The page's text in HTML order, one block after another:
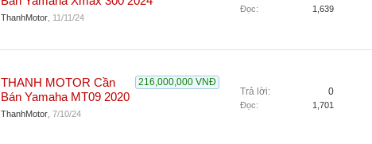
ThanhMotor 11/11/24
Đọc: 1,639
216,000,000 VNĐ
THANH MOTOR Cần
Bán Yamaha MT09 2020
ThanhMotor 7/10/24
Trả lời: 0
Đọc: 1,701